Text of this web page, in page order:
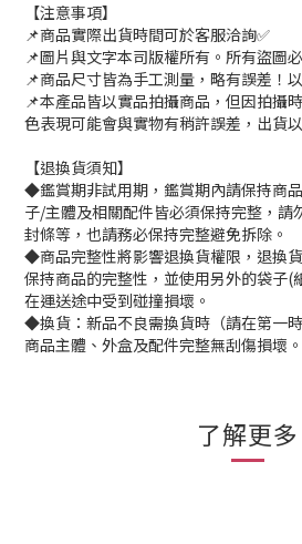
【注意事項】
📌商品實際出貨時間可於客服洽詢✅
📌圖片與文字本司版權所有。所有盜圖必
📌商品尺寸皆為手工測量，略有誤差！
📌本產品皆以實品拍攝商品，但因拍攝
色表現可能會與實物有稍許誤差，出貨
【退換貨須知】
◆鑑賞期非試用期，鑑賞期內請保持商
子/主體及相關配件皆必須保持完整，請
封條等，也請務必保持完整避免拆除。
◆商品完整性將影響退換貨權限，退換
保持商品的完整性，並使用另外的袋子(
在運送途中受到碰撞損壞。
◆換貨：新品不良需換貨時（請在第一
商品主體、外盒及配件完整無刮傷損壞。
了解更多